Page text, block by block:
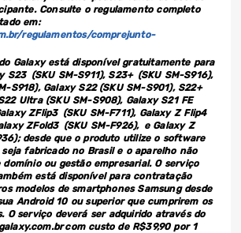
Consulte o regulamento completo
em:
regulamentos/comprejunto-
Galaxy está disponível gratuitamente para
S23 (SKU SM-S911), S23+ (SKU SM-S916),
S918), Galaxy S22 (SKU SM-S901), S22+
Ultra (SKU SM-S908), Galaxy S21 FE
ZFlip3 (SKU SM-F711), Galaxy Z Flip4
ZFold3 (SKU ‎SM-F926), e Galaxy Z
desde que o produto utilize o software
fabricado no Brasil e o aparelho não
domínio ou gestão empresarial. O serviço
está disponível para contratação
modelos de smartphones Samsung desde
Android 10 ou superior que cumprirem os
O serviço deverá ser adquirido através do
com custo de R$39,90 por 1